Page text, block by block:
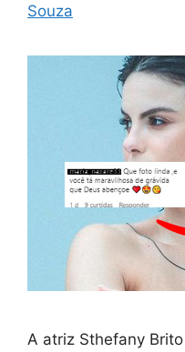
Souza
A atriz Sthefany